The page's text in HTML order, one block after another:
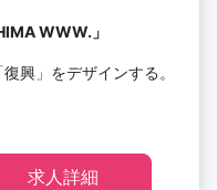
WWW.」
興」をデザインする。
求人詳細